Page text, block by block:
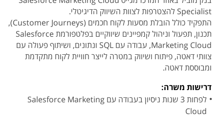
Specialist להצטרפות לצוות השיווק הדיגיטלי.
התפקיד כולל הובלת מסעות לקוח חכמים (Customer Journeys),
תכנון, תפעול וניהול קמפיינים שיווקיים בפלטפורמת Salesforce
Marketing Cloud, עבודה עם SQL ונתונים, ושיתוף פעולה עם
צוותי דאטה, פיתוח ושיווק במטרה לייצר חוויית לקוח מתקדמת
ומבוססת דאטה.
דרישות משרה:
לפחות 3 שנות ניסיון בעבודה עם Salesforce Marketing
Cloud